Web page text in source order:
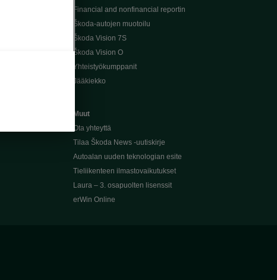
Financial and nonfinancial reportin
Škoda-autojen muotoilu
Škoda Vision 7S
Škoda Vision O
Yhteistyökumppanit
Jääkiekko
Muut
Ota yhteyttä
Tilaa Škoda News -uutiskirje
Autoalan uuden teknologian esite
Tieliikenteen ilmastovaikutukset
Laura – 3. osapuolten lisenssit
erWin Online